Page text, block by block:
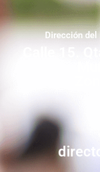
Dirección del
Calle 15.